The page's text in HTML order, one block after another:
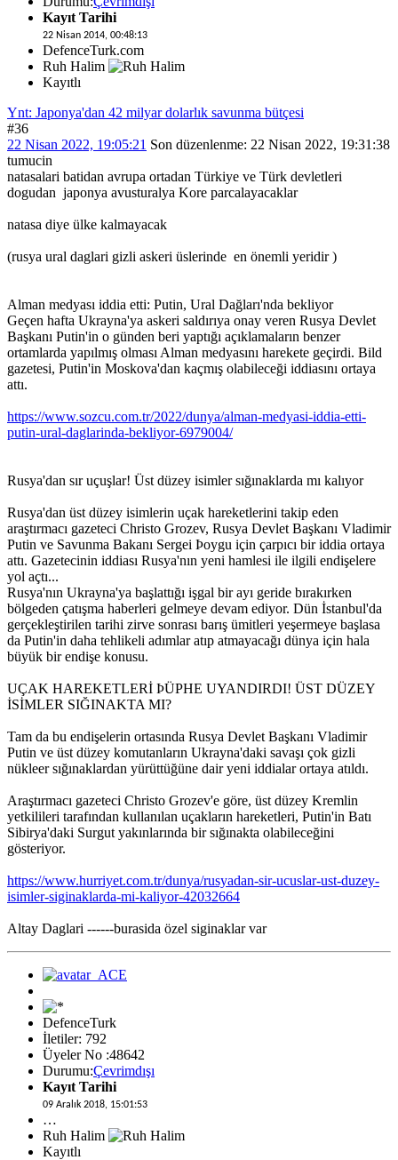
Kayıt Tarihi
22 Nisan 2014, 00:48:13
DefenceTurk.com
Ruh Halim
Kayıtlı
Ynt: Japonya'dan 42 milyar dolarlık savunma bütçesi
#36
22 Nisan 2022, 19:05:21 Son düzenlenme: 22 Nisan 2022, 19:31:38
tumucin
natasalari batidan avrupa ortadan Türkiye ve Türk devletleri
dogudan japonya avusturalya Kore parcalayacaklar
natasa diye ülke kalmayacak
(rusya ural daglari gizli askeri üslerinde en önemli yeridir )
Alman medyası iddia etti: Putin, Ural Dağları'nda bekliyor
Geçen hafta Ukrayna'ya askeri saldırıya onay veren Rusya Devlet
Başkanı Putin'in o günden beri yaptığı açıklamaların benzer
ortamlarda yapılmış olması Alman medyasını harekete geçirdi. Bild
gazetesi, Putin'in Moskova'dan kaçmış olabileceği iddiasını ortaya
attı.
https://www.sozcu.com.tr/2022/dunya/alman-medyasi-iddia-etti-
putin-ural-daglarinda-bekliyor-6979004/
Rusya'dan sır uçuşlar! Üst düzey isimler sığınaklarda mı kalıyor
Rusya'dan üst düzey isimlerin uçak hareketlerini takip eden
araştırmacı gazeteci Christo Grozev, Rusya Devlet Başkanı Vladimir
Putin ve Savunma Bakanı Sergei Þoygu için çarpıcı bir iddia ortaya
attı. Gazetecinin iddiası Rusya'nın yeni hamlesi ile ilgili endişelere
yol açtı...
Rusya'nın Ukrayna'ya başlattığı işgal bir ayı geride bırakırken
bölgeden çatışma haberleri gelmeye devam ediyor. Dün İstanbul'da
gerçekleştirilen tarihi zirve sonrası barış ümitleri yeşermeye başlasa
da Putin'in daha tehlikeli adımlar atıp atmayacağı dünya için hala
büyük bir endişe konusu.
UÇAK HAREKETLERİ ÞÜPHE UYANDIRDI! ÜST DÜZEY
İSİMLER SIĞINAKTA MI?
Tam da bu endişelerin ortasında Rusya Devlet Başkanı Vladimir
Putin ve üst düzey komutanların Ukrayna'daki savaşı çok gizli
nükleer sığınaklardan yürüttüğüne dair yeni iddialar ortaya atıldı.
Araştırmacı gazeteci Christo Grozev'e göre, üst düzey Kremlin
yetkilileri tarafından kullanılan uçakların hareketleri, Putin'in Batı
Sibirya'daki Surgut yakınlarında bir sığınakta olabileceğini
gösteriyor.
https://www.hurriyet.com.tr/dunya/rusyadan-sir-ucuslar-ust-duzey-
isimler-siginaklarda-mi-kaliyor-42032664
Altay Daglari ------burasida özel siginaklar var
DefenceTurk
İletiler: 792
Üyeler No :48642
Durumu:Çevrimdışı
Kayıt Tarihi
09 Aralık 2018, 15:01:53
…
Ruh Halim
Kayıtlı